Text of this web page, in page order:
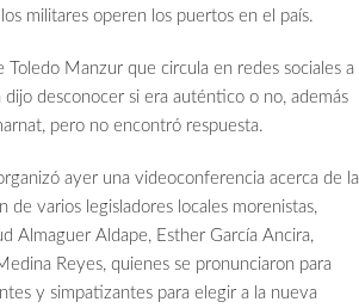
militares operen los puertos en el país.
Manzur que circula en redes sociales a
desconocer si era auténtico o no, además
pero no encontró respuesta.
ayer una videoconferencia acerca de la
de varios legisladores locales morenistas,
Almaguer Aldape, Esther García Ancira,
Reyes, quienes se pronunciaron para
y simpatizantes para elegir a la nueva